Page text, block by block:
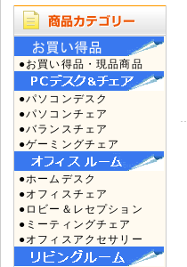
●お買い得品・現品商品
●パソコンデスク
●パソコンチェア
●バランスチェア
●ゲーミングチェア
●ホームデスク
●オフィスチェア
●ロビー＆レセプション
●ミーティングチェア
●オフィスアクセサリー